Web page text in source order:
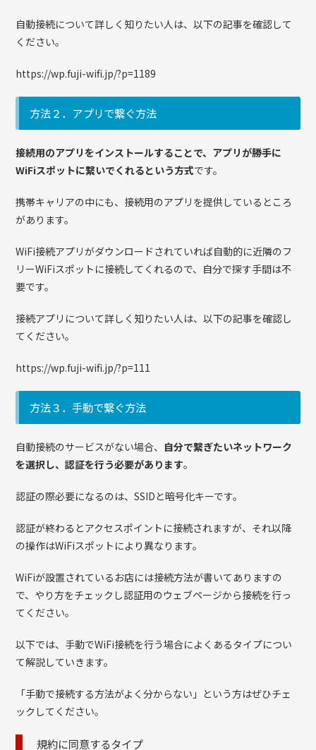
自動接続について詳しく知りたい人は、以下の記事を確認して
ください。
https://wp.fuji-wifi.jp/?p=1189
方法２．アプリで繋ぐ方法
接続用のアプリをインストールすることで、アプリが勝手に
WiFiスポットに繋いでくれるという方式です。
携帯キャリアの中にも、接続用のアプリを提供しているところ
があります。
WiFi接続アプリがダウンロードされていれば自動的に近隣のフ
リーWiFiスポットに接続してくれるので、自分で探す手間は不
要です。
接続アプリについて詳しく知りたい人は、以下の記事を確認し
てください。
https://wp.fuji-wifi.jp/?p=111
方法３．手動で繋ぐ方法
自動接続のサービスがない場合、 自分で繋ぎたいネットワーク
を選択し、認証を行う必要があります。
認証の際必要になるのは、SSIDと暗号化キーです。
認証が終わるとアクセスポイントに接続されますが、それ以降
の操作はWiFiスポットにより異なります。
WiFiが設置されているお店には接続方法が書いてありますの
で、やり方をチェックし認証用のウェブページから接続を行っ
てください。
以下では、手動でWiFi接続を行う場合によくあるタイプについ
て解説していきます。
「手動で接続する方法がよく分からない」という方はぜひチェ
ックしてください。
規約に同意するタイプ